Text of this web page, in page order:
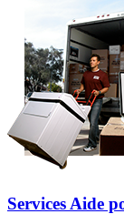
Services Aide